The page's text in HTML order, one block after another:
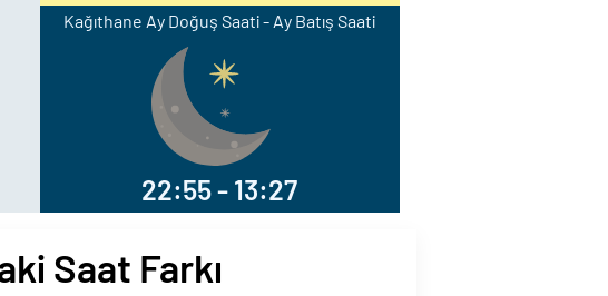
Kağıthane Ay Doğuş Saati - Ay Batış Saati
22:55 - 13:27
Saat Farkı